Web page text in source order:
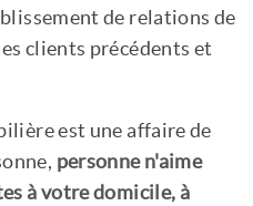
de relations de
clients précédents et
est une affaire de
personne n'aime
à votre domicile, à